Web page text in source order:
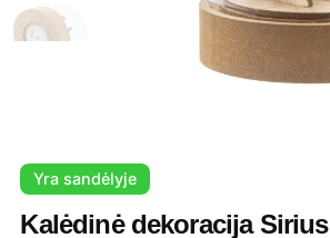
Yra sandėlyje
Kalėdinė dekoracija Sirius